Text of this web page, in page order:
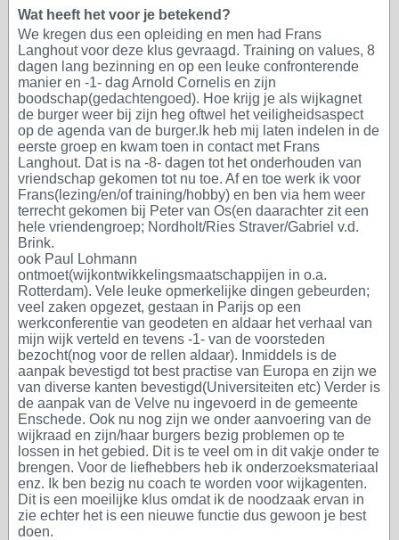
Wat heeft het voor je betekend?
We kregen dus een opleiding en men had Frans
Langhout voor deze klus gevraagd. Training on values, 8
dagen lang bezinning en op een leuke confronterende
manier en -1- dag Arnold Cornelis en zijn
boodschap(gedachtengoed). Hoe krijg je als wijkagnet
de burger weer bij zijn heg oftwel het veiligheidsaspect
op de agenda van de burger.Ik heb mij laten indelen in de
eerste groep en kwam toen in contact met Frans
Langhout. Dat is na -8- dagen tot het onderhouden van
vriendschap gekomen tot nu toe. Af en toe werk ik voor
Frans(lezing/en/of training/hobby) en ben via hem weer
terrecht gekomen bij Peter van Os(en daarachter zit een
hele vriendengroep; Nordholt/Ries Straver/Gabriel v.d.
Brink.
ook Paul Lohmann
ontmoet(wijkontwikkelingsmaatschappijen in o.a.
Rotterdam). Vele leuke opmerkelijke dingen gebeurden;
veel zaken opgezet, gestaan in Parijs op een
werkconferentie van geodeten en aldaar het verhaal van
mijn wijk verteld en tevens -1- van de voorsteden
bezocht(nog voor de rellen aldaar). Inmiddels is de
aanpak bevestigd tot best practise van Europa en zijn we
van diverse kanten bevestigd(Universiteiten etc) Verder is
de aanpak van de Velve nu ingevoerd in de gemeente
Enschede. Ook nu nog zijn we onder aanvoering van de
wijkraad en zijn/haar burgers bezig problemen op te
lossen in het gebied. Dit is te veel om in dit vakje onder te
brengen. Voor de liefhebbers heb ik onderzoeksmateriaal
enz. Ik ben bezig nu coach te worden voor wijkagenten.
Dit is een moeilijke klus omdat ik de noodzaak ervan in
zie echter het is een nieuwe functie dus gewoon je best
doen.